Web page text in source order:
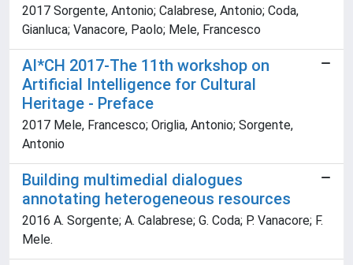
2017 Sorgente, Antonio; Calabrese, Antonio; Coda,
Gianluca; Vanacore, Paolo; Mele, Francesco
AI*CH 2017-The 11th workshop on
Artificial Intelligence for Cultural
Heritage - Preface
2017 Mele, Francesco; Origlia, Antonio; Sorgente,
Antonio
Building multimedial dialogues
annotating heterogeneous resources
2016 A. Sorgente; A. Calabrese; G. Coda; P. Vanacore; F.
Mele.